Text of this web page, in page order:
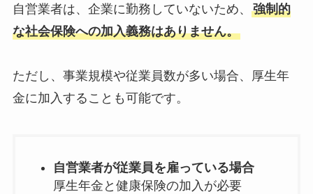
自営業者は、企業に勤務していないため、 強制的
な社会保険への加入義務はありません。
ただし、事業規模や従業員数が多い場合、厚生年
金に加入することも可能です。
自営業者が従業員を雇っている場合
厚生年金と健康保険の加入が必要